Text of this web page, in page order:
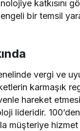
katkısını
bir temsil
vergi ve
karmaşık
hareket
lideridir.
müşteriye